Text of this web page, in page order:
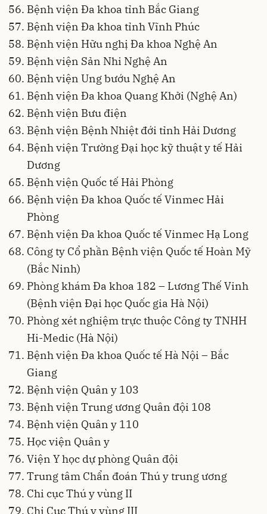
Bệnh viện Đa khoa tỉnh Bắc Giang
Bệnh viện Đa khoa tỉnh Vĩnh Phúc
Bệnh viện Hữu nghị Đa khoa Nghệ An
Bệnh viện Sản Nhi Nghệ An
Bệnh viện Ung bướu Nghệ An
Bệnh viện Đa khoa Quang Khởi (Nghệ An)
Bệnh viện Bưu điện
Bệnh viện Bệnh Nhiệt đới tỉnh Hải Dương
Bệnh viện Trường Đại học kỹ thuật y tế Hải
Dương
Bệnh viện Quốc tế Hải Phòng
Bệnh viện Đa khoa Quốc tế Vinmec Hải
Phòng
Bệnh viện Đa khoa Quốc tế Vinmec Hạ Long
Công ty Cổ phần Bệnh viện Quốc tế Hoàn Mỹ
(Bắc Ninh)
Phòng khám Đa khoa 182 – Lương Thế Vinh
(Bệnh viện Đại học Quốc gia Hà Nội)
Phòng xét nghiệm trực thuộc Công ty TNHH
Hi-Medic (Hà Nội)
Bệnh viện Đa khoa Quốc tế Hà Nội – Bắc
Giang
Bệnh viện Quân y 103
Bệnh viện Trung ương Quân đội 108
Bệnh viện Quân y 110
Học viện Quân y
Viện Y học dự phòng Quân đội
Trung tâm Chẩn đoán Thú y trung ương
Chi cục Thú y vùng II
Chi Cục Thú y vùng III